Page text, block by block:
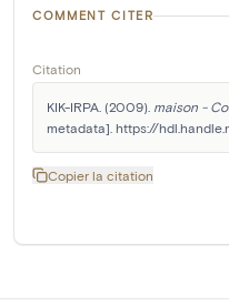
COMMENT CITER
Citation
KIK-IRPA. (2009). maison -
metadata]. https://
Copier la citation